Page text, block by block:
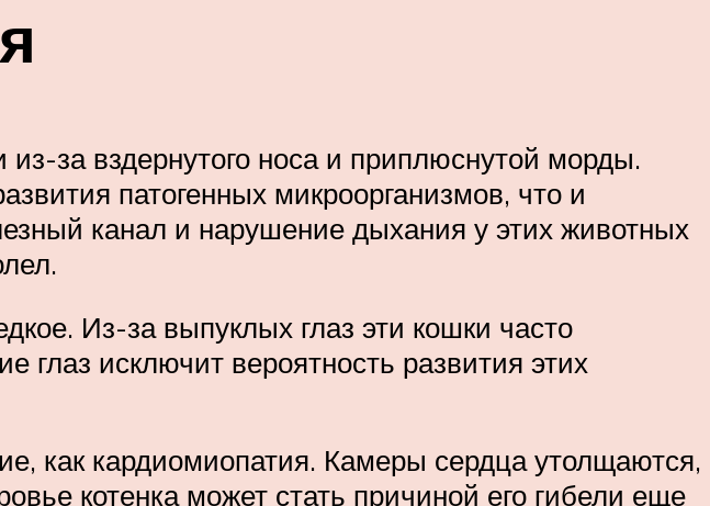
за вздернутого носа и приплюснутой морды.
патогенных микроорганизмов, что и
канал и нарушение дыхания у этих животных
Из-за выпуклых глаз эти кошки часто
глаз исключит вероятность развития этих
как кардиомиопатия. Камеры сердца утолщаются,
котенка может стать причиной его гибели еще